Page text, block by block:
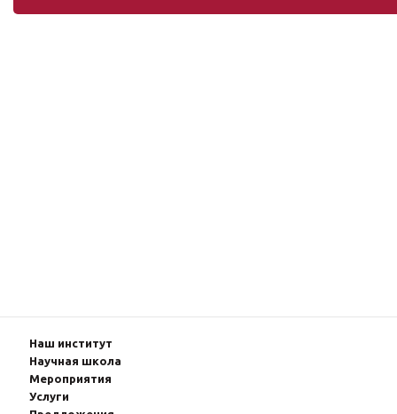
Наш институт
Научная школа
Мероприятия
Услуги